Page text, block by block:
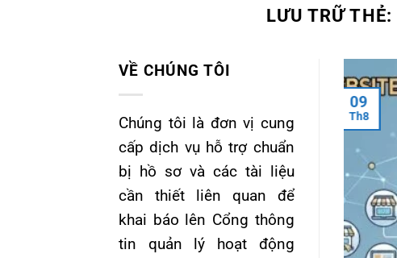
LƯU TRỮ THẺ:
VỀ CHÚNG TÔI
Chúng tôi là đơn vị cung
cấp dịch vụ hỗ trợ chuẩn
bị hồ sơ và các tài liệu
cần thiết liên quan để
khai báo lên Cổng thông
tin quản lý hoạt động
09
Th8